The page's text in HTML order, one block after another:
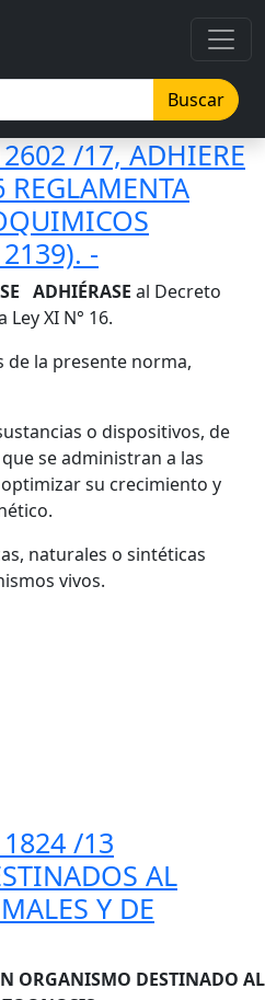
Buscar
/17, ADHIERE
REGLAMENTA
-
ADHIÉRASE al Decreto
XI N° 16.
de la presente norma,
o dispositivos, de
se administran a las
su crecimiento y
naturales o sintéticas
vivos.
/13
AL
Y DE
ORGANISMO DESTINADO AL